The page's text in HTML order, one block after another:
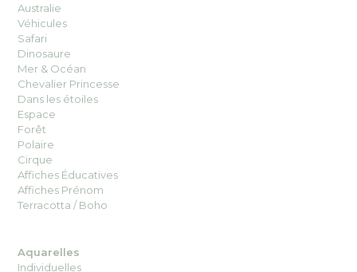
Australie
Véhicules
Safari
Dinosaure
Mer & Océan
Chevalier Princesse
Dans les étoiles
Espace
Forêt
Polaire
Cirque
Affiches Éducatives
Affiches Prénom
Terracotta / Boho
Aquarelles
Individuelles